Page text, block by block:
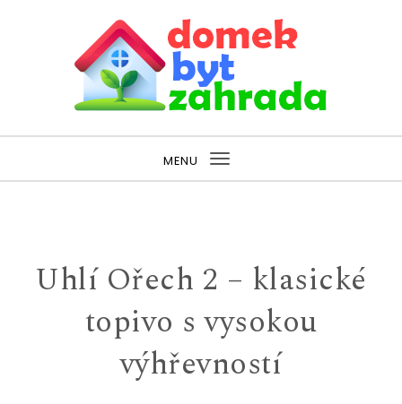
MENU
Toggle
Uhlí Ořech 2 – klasické
topivo s vysokou
výhřevností